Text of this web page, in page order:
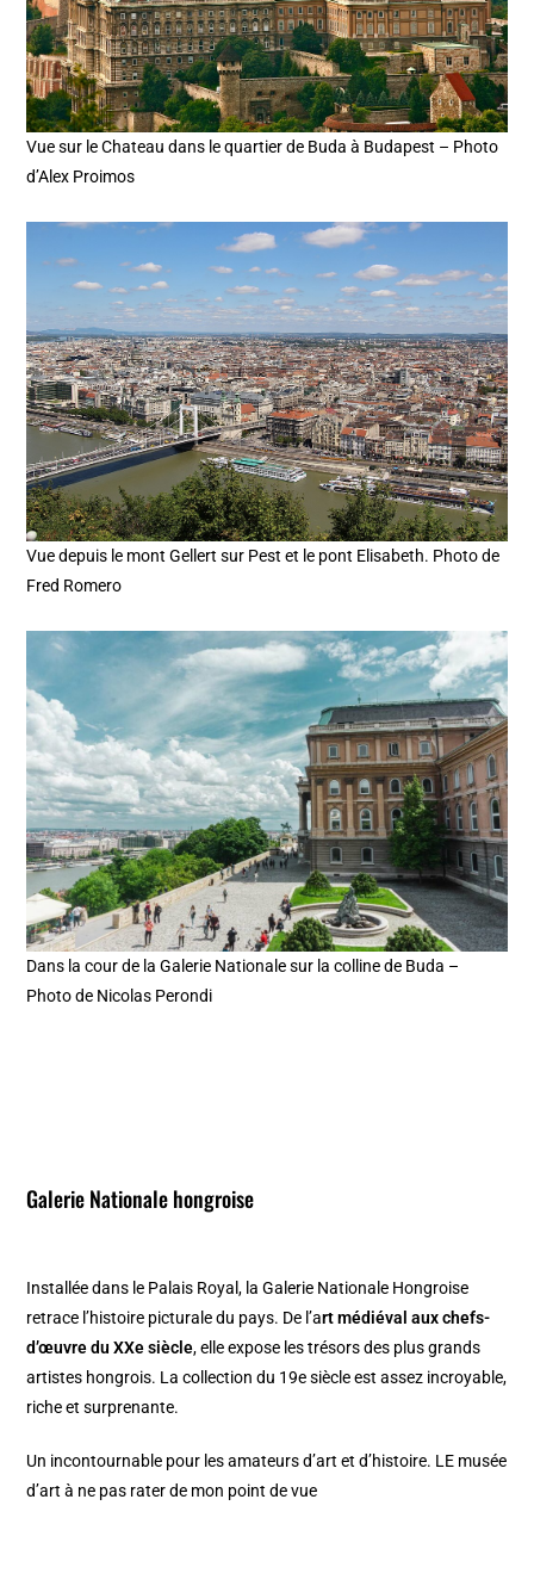
Vue sur le Chateau dans le quartier de Buda à Budapest – Photo
d’Alex Proimos
Vue depuis le mont Gellert sur Pest et le pont Elisabeth. Photo de
Fred Romero
Dans la cour de la Galerie Nationale sur la colline de Buda –
Photo de Nicolas Perondi
Galerie Nationale hongroise
Installée dans le Palais Royal, la Galerie Nationale Hongroise
retrace l’histoire picturale du pays. De l’art médiéval aux chefs-
d’œuvre du XXe siècle, elle expose les trésors des plus grands
artistes hongrois. La collection du 19e siècle est assez incroyable,
riche et surprenante.
Un incontournable pour les amateurs d’art et d’histoire. LE musée
d’art à ne pas rater de mon point de vue